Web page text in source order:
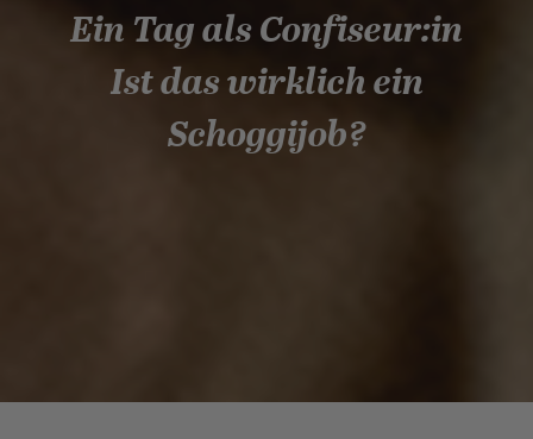
Ein Tag als Confiseur:in
Ist das wirklich ein
Schoggijob?